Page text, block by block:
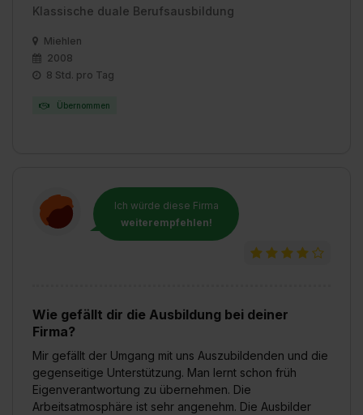
Klassische duale Berufsausbildung
Miehlen
2008
8 Std. pro Tag
Übernommen
Ich würde diese Firma
weiterempfehlen!
Wie gefällt dir die Ausbildung bei deiner
Firma?
Mir gefällt der Umgang mit uns Auszubildenden und die
gegenseitige Unterstützung. Man lernt schon früh
Eigenverantwortung zu übernehmen. Die
Arbeitsatmosphäre ist sehr angenehm. Die Ausbilder